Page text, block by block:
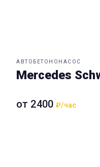
АВТОБЕТОНОНАСОС
Mercedes
от 2400₽/час